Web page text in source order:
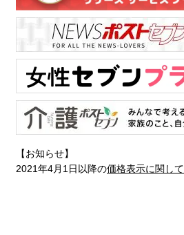
【お知らせ】
2021年4月1日以降の価格表示に関して